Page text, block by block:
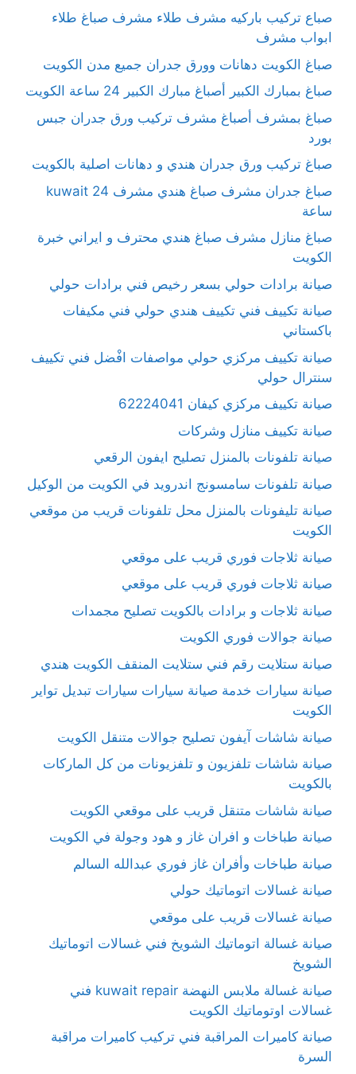
صباع تركيب باركيه مشرف طلاء مشرف صباغ طلاء
ابواب مشرف
صباغ الكويت دهانات وورق جدران جميع مدن الكويت
صباغ بمبارك الكبير أصباغ مبارك الكبير 24 ساعة الكويت
صباغ بمشرف أصباغ مشرف تركيب ورق جدران جبس
بورد
صباغ تركيب ورق جدران هندي و دهانات اصلية بالكويت
صباغ جدران مشرف صباغ هندي مشرف kuwait 24
ساعة
صباغ منازل مشرف صباغ هندي محترف و ايراني خبرة
الكويت
صيانة برادات حولي بسعر رخيص فني برادات حولي
صيانة تكييف فني تكييف هندي حولي فني مكيفات
باكستاني
صيانة تكييف مركزي حولي مواصفات افْضل فني تكييف
سنترال حولي
صيانة تكييف مركزي كيفان 62224041
صيانة تكييف منازل وشركات
صيانة تلفونات بالمنزل تصليح ايفون الرقعي
صيانة تلفونات سامسونج اندرويد في الكويت من الوكيل
صيانة تليفونات بالمنزل محل تلفونات قريب من موقعي
الكويت
صيانة ثلاجات فوري قريب على موقعي
صيانة ثلاجات فوري قريب على موقعي
صيانة ثلاجات و برادات بالكويت تصليح مجمدات
صيانة جوالات فوري الكويت
صيانة ستلايت رقم فني ستلايت المنقف الكويت هندي
صيانة سيارات خدمة صيانة سيارات سيارات تبديل تواير
الكويت
صيانة شاشات آيفون تصليح جوالات متنقل الكويت
صيانة شاشات تلفزيون و تلفزيونات من كل الماركات
بالكويت
صيانة شاشات متنقل قريب على موقعي الكويت
صيانة طباخات و افران غاز و هود وجولة في الكويت
صيانة طباخات وأفران غاز فوري عبدالله السالم
صيانة غسالات اتوماتيك حولي
صيانة غسالات قريب على موقعي
صيانة غسالة اتوماتيك الشويخ فني غسالات اتوماتيك
الشويخ
صيانة غسالة ملابس النهضة kuwait repair فني
غسالات اوتوماتيك الكويت
صيانة كاميرات المراقبة فني تركيب كاميرات مراقبة
السرة